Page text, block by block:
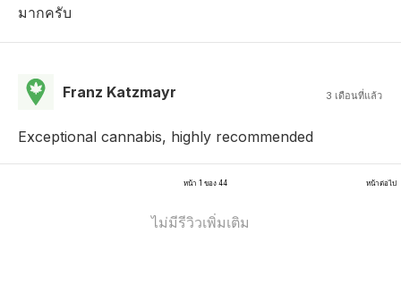
มากครับ
Franz Katzmayr 3 เดือนที่แล้ว
Exceptional cannabis, highly recommended
หน้า 1 ของ 44 หน้าต่อไป
ไม่มีรีวิวเพิ่มเติม